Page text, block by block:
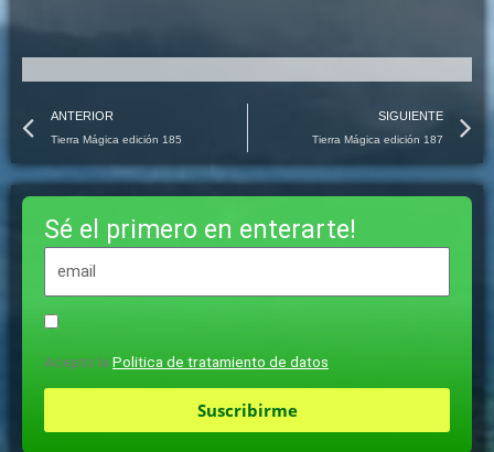
Prev
ANTERIOR
Tierra Mágica edición 185
SIGUIENTE
Tierra Mágica edición 187
Sé el primero en enterarte!
Acepto la Politica de tratamiento de datos
Suscribirme